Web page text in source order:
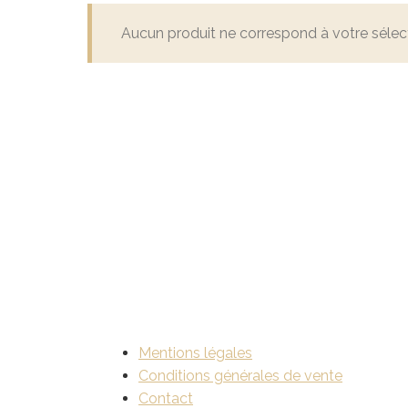
Aucun produit ne correspond à votre
Mentions légales
Conditions générales de vente
Contact